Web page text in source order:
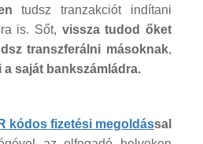
tudsz tranzakciót indítani
ra is. Sőt, vissza tudod őket
transzferálni másoknak,
a saját bankszámládra.
kódos fizetési megoldással